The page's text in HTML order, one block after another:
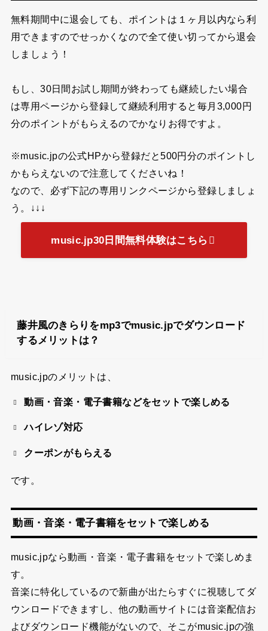
無料期間中に退会しても、ポイントは１ヶ月以内なら利
用できますのでせっかくなので全て使い切ってから退会
しましょう！
もし、30日間お試し期間が終わっても継続したい場合
は専用ページから登録して継続利用すると 毎月3,000円
分のポイントがもらえるのでかなりお得ですよ。
※music.jpの公式HPから登録だと500円分のポイントし
かもらえないので注意してくださいね！
なので、必ず下記の専用リンクページから登録しましょ
う。↓↓↓
music.jp30日間無料体験はこちら
藤井風のきらりをmp3でmusic.jpでダウンロード
するメリットは？
music.jpのメリットは、
動画・音楽・電子書籍などをセットで楽しめる
ハイレゾ対応
クーポンがもらえる
です。
動画・音楽・電子書籍をセットで楽しめる
music.jpなら動画・音楽・電子書籍をセットで楽しめま
す。
音楽に特化しているので新曲が出たらすぐに視聴してダ
ウンロードできますし、他の動画サイトには音楽配信お
よびダウンロード機能がないので、そこがmusic.jpの強